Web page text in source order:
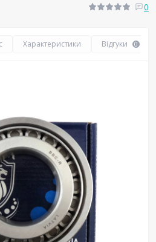
0
Характеристики Відгуки 0